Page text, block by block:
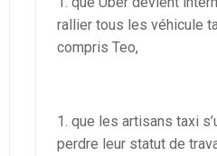
rallier tous les véhicule
compris Teo,
que les artisans taxi
perdre leur statut de